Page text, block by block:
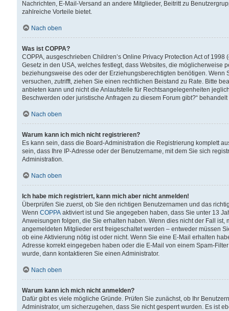
Nachrichten, E-Mail-Versand an andere Mitglieder, Beitritt zu
zahlreiche Vorteile bietet.
Nach oben
Was ist COPPA?
COPPA, ausgeschrieben Children’s Online Privacy Protection Act of
Gesetz in den USA, welches festlegt, dass Websites, die
beziehungsweise des oder der Erziehungsberechtigten benötigen.
versuchen, zutrifft, ziehen Sie einen rechtlichen Beistand zu Rate. Bitte
anbieten kann und nicht die Anlaufstelle für Rechtsangelegenheiten
Beschwerden oder juristische Anfragen zu diesem Forum gibt?“
Nach oben
Warum kann ich mich nicht registrieren?
Es kann sein, dass die Board-Administration die Registrierung komplett
sein, dass Ihre IP-Adresse oder der Benutzername, mit dem Sie sich
Administration.
Nach oben
Ich habe mich registriert, kann mich aber nicht anmelden!
Überprüfen Sie zuerst, ob Sie den richtigen Benutzernamen und das
Wenn COPPA aktiviert ist und Sie angegeben haben, dass Sie unter 13
Anweisungen folgen, die Sie erhalten haben. Wenn dies nicht der Fall
angemeldeten Mitglieder erst freigeschaltet werden – entweder müssen
ob eine Aktivierung nötig ist oder nicht. Wenn Sie eine E-Mail erhalten
Adresse korrekt eingegeben haben oder die E-Mail von einem Spam-
wurde, dann kontaktieren Sie einen Administrator.
Nach oben
Warum kann ich mich nicht anmelden?
Dafür gibt es viele mögliche Gründe. Prüfen Sie zunächst, ob Ihr
Administrator, um sicherzugehen, dass Sie nicht gesperrt wurden. Es ist